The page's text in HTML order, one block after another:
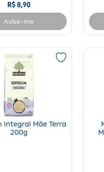
R$ 8,90
Avise-me
Integral Mãe Terra
200g